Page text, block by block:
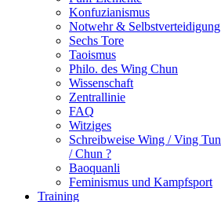
Konfuzianismus
Notwehr & Selbstverteidigung
Sechs Tore
Taoismus
Philo. des Wing Chun
Wissenschaft
Zentrallinie
FAQ
Witziges
Schreibweise Wing / Ving Tun
/ Chun ?
Baoquanli
Feminismus und Kampfsport
Training